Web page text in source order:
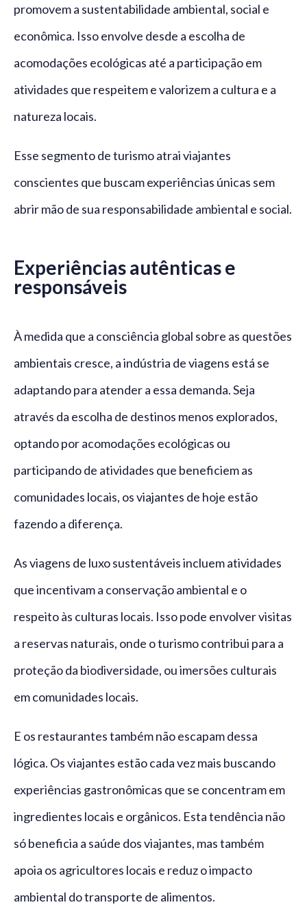
promovem a sustentabilidade ambiental, social e
econômica. Isso envolve desde a escolha de
acomodações ecológicas até a participação em
atividades que respeitem e valorizem a cultura e a
natureza locais.
Esse segmento de turismo atrai viajantes
conscientes que buscam experiências únicas sem
abrir mão de sua responsabilidade ambiental e social.
Experiências autênticas e
responsáveis
À medida que a consciência global sobre as questões
ambientais cresce, a indústria de viagens está se
adaptando para atender a essa demanda. Seja
através da escolha de destinos menos explorados,
optando por acomodações ecológicas ou
participando de atividades que beneficiem as
comunidades locais, os viajantes de hoje estão
fazendo a diferença.
As viagens de luxo sustentáveis incluem atividades
que incentivam a conservação ambiental e o
respeito às culturas locais. Isso pode envolver visitas
a reservas naturais, onde o turismo contribui para a
proteção da biodiversidade, ou imersões culturais
em comunidades locais.
E os restaurantes também não escapam dessa
lógica. Os viajantes estão cada vez mais buscando
experiências gastronômicas que se concentram em
ingredientes locais e orgânicos. Esta tendência não
só beneficia a saúde dos viajantes, mas também
apoia os agricultores locais e reduz o impacto
ambiental do transporte de alimentos.